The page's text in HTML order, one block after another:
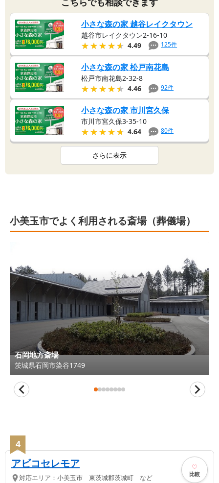
小さな森の家 越谷レイクタウン
越谷市レイクタウン2-16-10
★★★★★
★★★★★ 4.49 125件
小さな森の家 松戸南花島
松戸市南花島2-32-8
★★★★★
★★★★★ 4.46 92件
小さな森の家 市川宮久保
市川市宮久保3-35-10
★★★★★
★★★★★ 4.64 80件
さらに表示
小美玉市でよく利用される斎場（葬儀場）
石岡地方斎場
茨城県石岡市染谷1749
4
アビコセレモア
対応エリア： 小美玉市 東茨城郡茨城町 など 比較